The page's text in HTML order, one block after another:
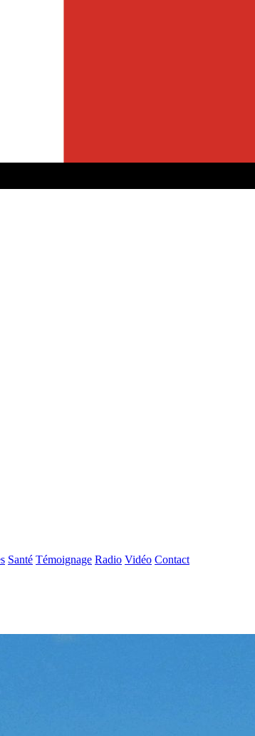
Santé Témoignage Radio Vidéo Contact